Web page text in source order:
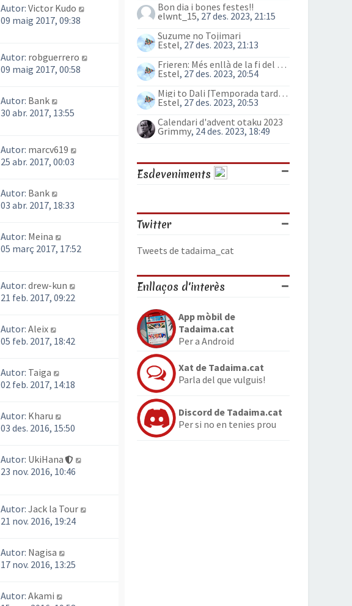
Autor: Victor Kudo
09 maig 2017, 09:38
Autor: robguerrero
09 maig 2017, 00:58
Autor: Bank
30 abr. 2017, 13:55
Autor: marcv619
25 abr. 2017, 00:03
Autor: Bank
03 abr. 2017, 18:33
Autor: Meina
05 març 2017, 17:52
Autor: drew-kun
21 feb. 2017, 09:22
Autor: Aleix
05 feb. 2017, 18:42
Autor: Taiga
02 feb. 2017, 14:18
Autor: Kharu
03 des. 2016, 15:50
Autor: UkiHana
23 nov. 2016, 10:46
Autor: Jack la Tour
21 nov. 2016, 19:24
Autor: Nagisa
17 nov. 2016, 13:25
Autor: Akami
Bon dia i bones festes!!
elwnt_15, 27 des. 2023, 21:15
Suzume no Tojimari
Estel, 27 des. 2023, 21:13
Frieren: Més enllà de la fi del viatge (anime)
Estel, 27 des. 2023, 20:54
Migi to Dali [Temporada tardor 2023]
Estel, 27 des. 2023, 20:53
Calendari d'advent otaku 2023
Grimmy, 24 des. 2023, 18:49
Esdeveniments
Twitter
Tweets de tadaima_cat
Enllaços d'interès
App mòbil de
Tadaima.cat
Per a Android
Xat de Tadaima.cat
Parla del que vulguis!
Discord de Tadaima.cat
Per si no en tenies prou